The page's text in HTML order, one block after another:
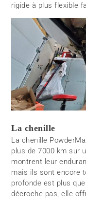
rigide à plus flexible
La chenille
La chenille
plus de 7000 km sur
montrent leur
mais ils sont encore
profonde est plus
décroche pas, elle